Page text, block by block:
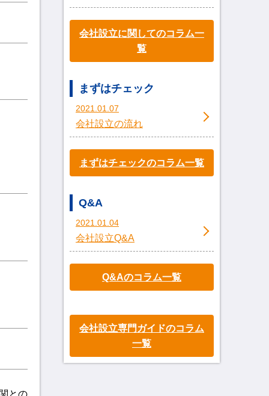
会社設立に関してのコラム一
覧
まずはチェック
2021.01.07
会社設立の流れ
まずはチェックのコラム一覧
Q&A
2021.01.04
会社設立Q&A
Q&Aのコラム一覧
会社設立専門ガイドのコラム
一覧